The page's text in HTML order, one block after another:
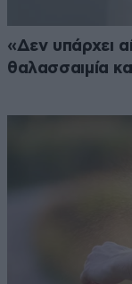
«Δεν υπάρχει
θαλασσαιμία